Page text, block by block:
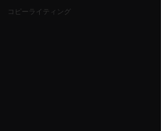
コピーライティング